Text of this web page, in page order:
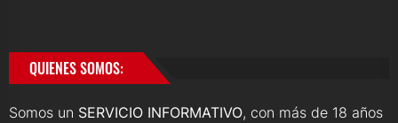
QUIENES SOMOS:
Somos un SERVICIO INFORMATIVO, con más de 18 años